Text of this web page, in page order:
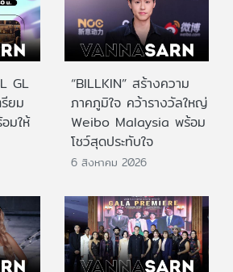
GL
ยม
มให้
“BILLKIN” สร้างความ
ภาคภูมิใจ คว้ารางวัลใหญ่
Weibo Malaysia พร้อม
โชว์สุดประทับใจ
6 สิงหาคม 2026